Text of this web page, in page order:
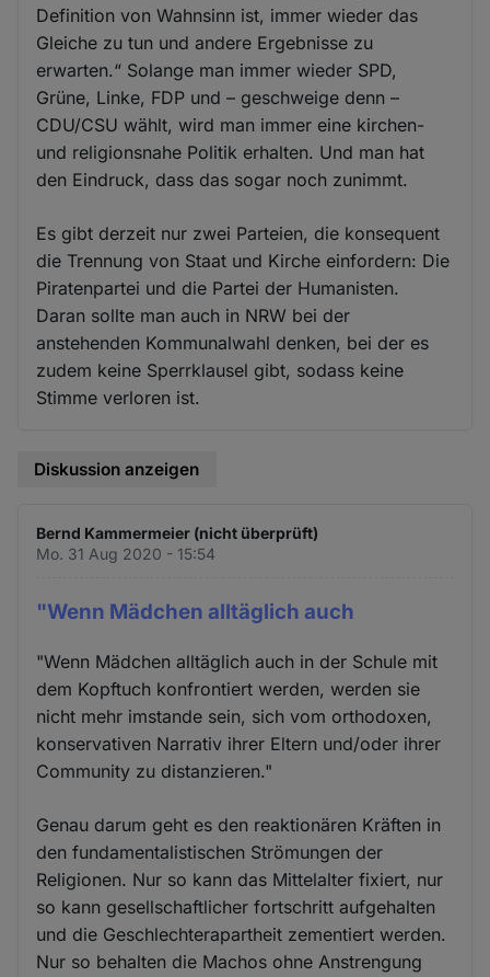
Definition von Wahnsinn ist, immer wieder das
Gleiche zu tun und andere Ergebnisse zu
erwarten.“ Solange man immer wieder SPD,
Grüne, Linke, FDP und – geschweige denn –
CDU/CSU wählt, wird man immer eine kirchen-
und religionsnahe Politik erhalten. Und man hat
den Eindruck, dass das sogar noch zunimmt.
Es gibt derzeit nur zwei Parteien, die konsequent
die Trennung von Staat und Kirche einfordern: Die
Piratenpartei und die Partei der Humanisten.
Daran sollte man auch in NRW bei der
anstehenden Kommunalwahl denken, bei der es
zudem keine Sperrklausel gibt, sodass keine
Stimme verloren ist.
Diskussion anzeigen
Bernd Kammermeier (nicht überprüft)
Mo. 31 Aug 2020 - 15:54
"Wenn Mädchen alltäglich auch
"Wenn Mädchen alltäglich auch in der Schule mit
dem Kopftuch konfrontiert werden, werden sie
nicht mehr imstande sein, sich vom orthodoxen,
konservativen Narrativ ihrer Eltern und/oder ihrer
Community zu distanzieren."
Genau darum geht es den reaktionären Kräften in
den fundamentalistischen Strömungen der
Religionen. Nur so kann das Mittelalter fixiert, nur
so kann gesellschaftlicher fortschritt aufgehalten
und die Geschlechterapartheit zementiert werden.
Nur so behalten die Machos ohne Anstrengung